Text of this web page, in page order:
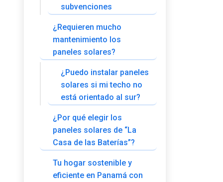
subvenciones
¿Requieren mucho
mantenimiento los
paneles solares?
¿Puedo instalar paneles
solares si mi techo no
está orientado al sur?
¿Por qué elegir los
paneles solares de “La
Casa de las Baterías”?
Tu hogar sostenible y
eficiente en Panamá con